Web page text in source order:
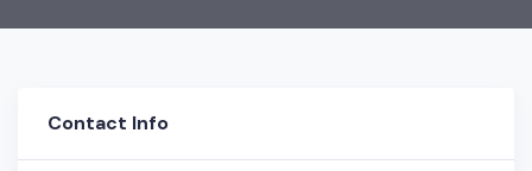
Contact Info